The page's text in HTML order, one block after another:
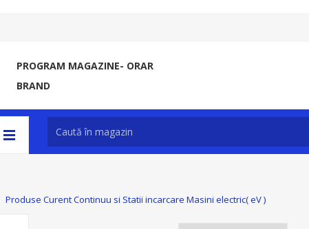
PROGRAM MAGAZINE- ORAR
BRAND
Produse Curent Continuu si Statii incarcare Masini electric( eV )